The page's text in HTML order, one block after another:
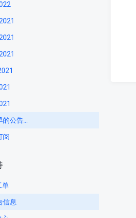
公告...
阅
单
信息